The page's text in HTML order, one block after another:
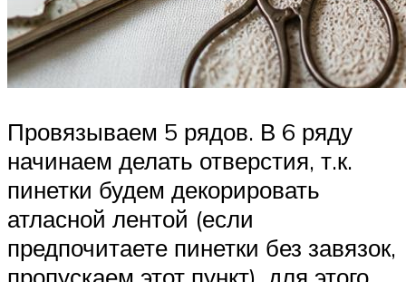
Провязываем 5 рядов. В 6 ряду
начинаем делать отверстия, т.к.
пинетки будем декорировать
атласной лентой (если
предпочитаете пинетки без завязок,